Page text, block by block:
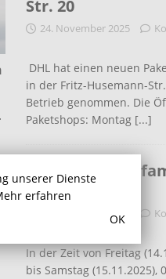
Str. 20
24. November 2025
DHL hat einen neuen
in der Fritz-Husemann-
Betrieb genommen. Die
Paketshops: Montag [...]
Einbruch in
Haldenweg
16. November 2025
In der Zeit von Freitag
bis Samstag (15.11.2025),
unserer Dienste
erfahren
OK